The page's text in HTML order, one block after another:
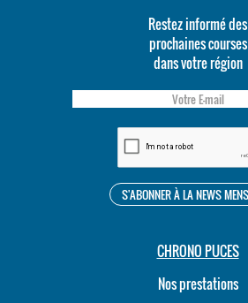
Restez informé des
prochaines courses
dans votre région
CHRONO PUCES
Nos prestations